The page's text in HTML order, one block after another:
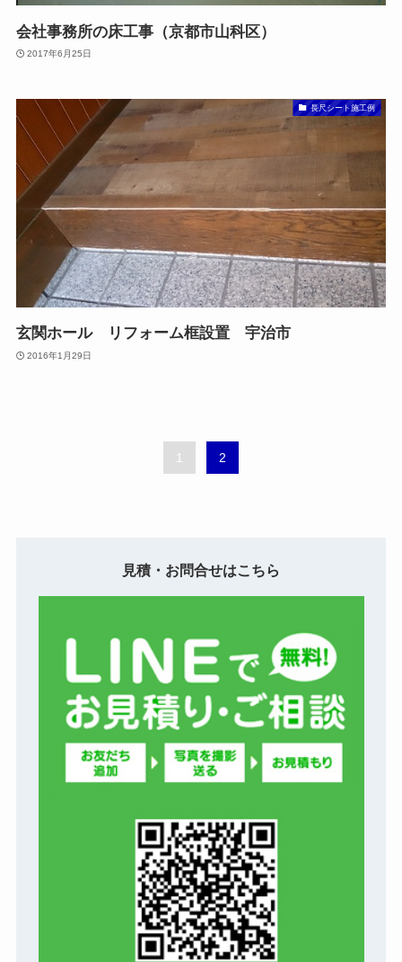
会社事務所の床工事（京都市山科区）
2017年6月25日
長尺シート施工例
玄関ホール リフォーム框設置 宇治市
2016年1月29日
1 2
見積・お問合せはこちら